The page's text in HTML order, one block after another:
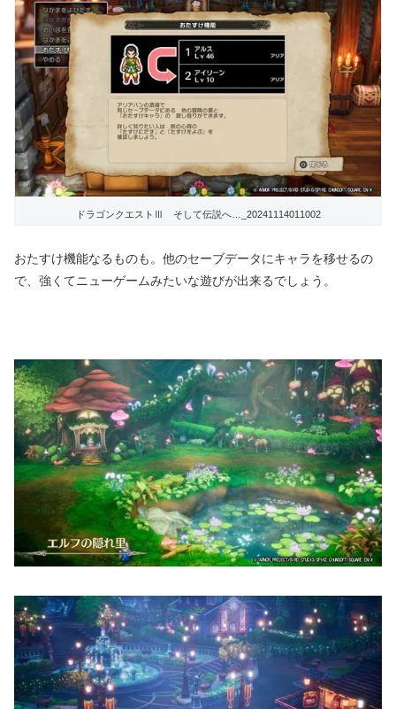
ドラゴンクエストⅢ そして伝説へ…_20241114011002
おたすけ機能なるものも。他のセーブデータにキャラを移せるの
で、強くてニューゲームみたいな遊びが出来るでしょう。